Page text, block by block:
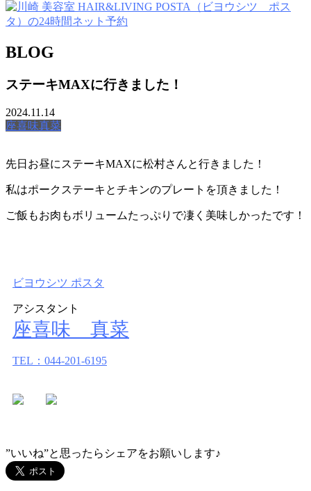
BLOG
ステーキMAXに行きました！
2024.11.14
座喜味真菜
先日お昼にステーキMAXに松村さんと行きました！
私はポークステーキとチキンのプレートを頂きました！
ご飯もお肉もボリュームたっぷりで凄く美味しかったです！
ビヨウシツ ポスタ
アシスタント
座喜味 真菜
TEL：044-201-6195
”いいね”と思ったらシェアをお願いします♪